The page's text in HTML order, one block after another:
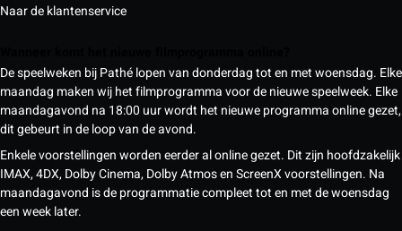
Naar de klantenservice
De speelweken bij Pathé lopen van donderdag tot en met woensdag. Elke
maandag maken wij het filmprogramma voor de nieuwe speelweek. Elke
maandagavond na 18:00 uur wordt het nieuwe programma online gezet,
dit gebeurt in de loop van de avond.
Enkele voorstellingen worden eerder al online gezet. Dit zijn hoofdzakelijk
IMAX, 4DX, Dolby Cinema, Dolby Atmos en ScreenX voorstellingen. Na
maandagavond is de programmatie compleet tot en met de woensdag
een week later.